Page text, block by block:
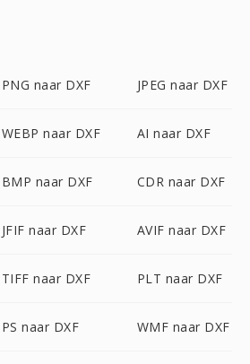
PNG naar DXF JPEG naar DXF
WEBP naar DXF AI naar DXF
BMP naar DXF CDR naar DXF
JFIF naar DXF AVIF naar DXF
TIFF naar DXF PLT naar DXF
PS naar DXF WMF naar DXF